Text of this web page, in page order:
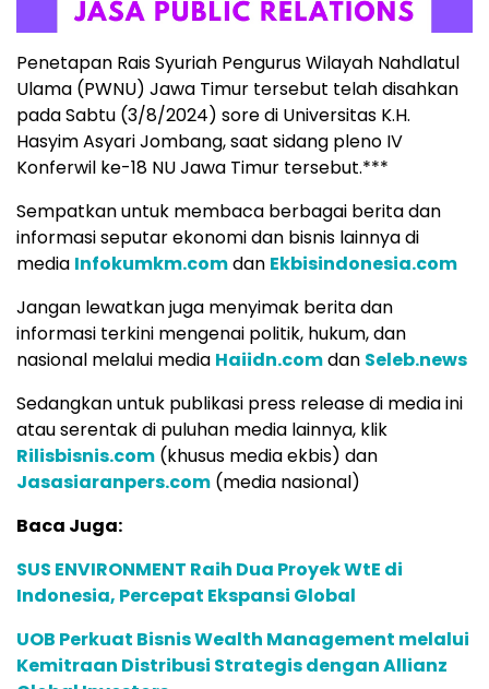
Penetapan Rais Syuriah Pengurus Wilayah Nahdlatul
Ulama (PWNU) Jawa Timur tersebut telah disahkan
pada Sabtu (3/8/2024) sore di Universitas K.H.
Hasyim Asyari Jombang, saat sidang pleno IV
Konferwil ke-18 NU Jawa Timur tersebut.***
Sempatkan untuk membaca berbagai berita dan
informasi seputar ekonomi dan bisnis lainnya di
media Infokumkm.comdan Ekbisindonesia.com
Jangan lewatkan juga menyimak berita dan
informasi terkini mengenai politik, hukum, dan
nasional melalui media Haiidn.comdan Seleb.news
Sedangkan untuk publikasi press release di media ini
atau serentak di puluhan media lainnya, klik
Rilisbisnis.com (khusus media ekbis) dan
Jasasiaranpers.com (media nasional)
Baca Juga:
SUS ENVIRONMENT Raih Dua Proyek WtE di
Indonesia, Percepat Ekspansi Global
UOB Perkuat Bisnis Wealth Management melalui
Kemitraan Distribusi Strategis dengan Allianz